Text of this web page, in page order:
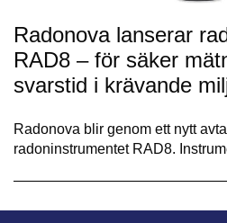
Radonova lanserar
RAD8 – för säker
svarstid i krävande
Radonova blir genom ett nytt
radoninstrumentet RAD8.